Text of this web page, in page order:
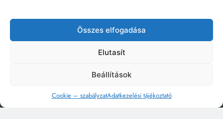
Összes elfogadása
Elutasít
Beállítások
Cookie – szabályzatAdatkezelési tájékoztató